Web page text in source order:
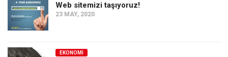
Web sitemizi taşıyoruz!
23 MAY, 2020
EKONOMI